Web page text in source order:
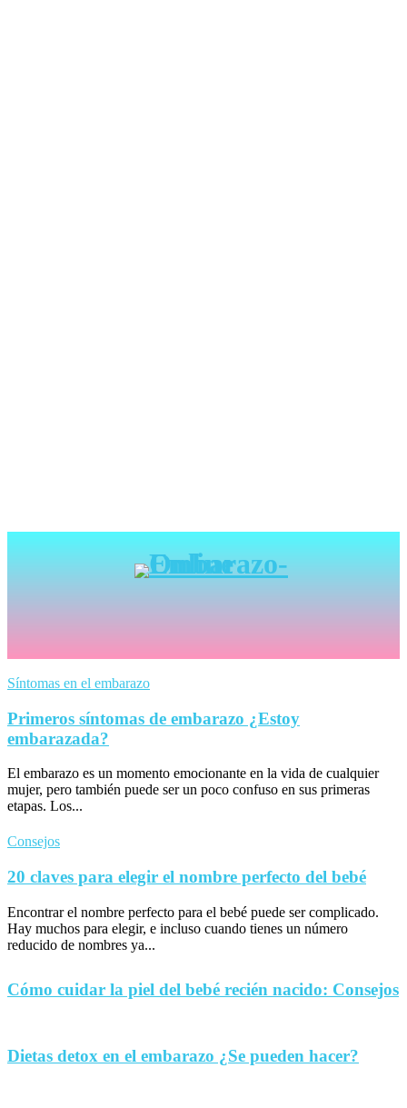
Síntomas en el embarazo
Primeros síntomas de embarazo ¿Estoy
embarazada?
El embarazo es un momento emocionante en la vida de cualquier
mujer, pero también puede ser un poco confuso en sus primeras
etapas. Los...
Consejos
20 claves para elegir el nombre perfecto del bebé
Encontrar el nombre perfecto para el bebé puede ser complicado.
Hay muchos para elegir, e incluso cuando tienes un número
reducido de nombres ya...
Cómo cuidar la piel del bebé recién nacido: Consejos
Dietas detox en el embarazo ¿Se pueden hacer?